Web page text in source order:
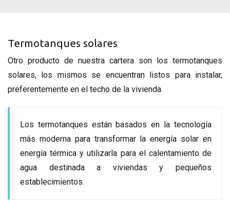
Termotanques solares
Otro producto de nuestra cartera son los termotanques
solares, los mismos se encuentran listos para instalar,
preferentemente en el techo de la vivienda.
Los termotanques están basados en la tecnología
más moderna para transformar la energía solar en
energía térmica y utilizarla para el calentamiento de
agua destinada a viviendas y pequeños
establecimientos.